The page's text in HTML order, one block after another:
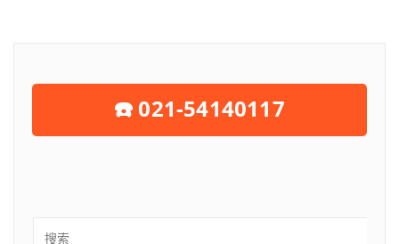
☎️ 021-54140117